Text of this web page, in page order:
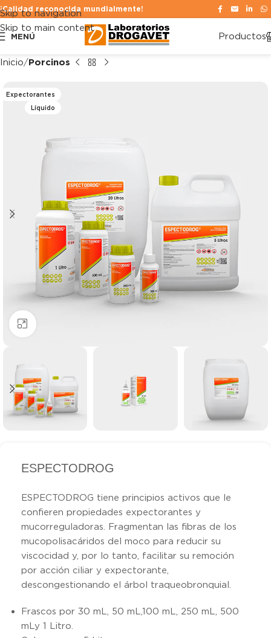
Skip to navigation
Skip to main content
¡Calidad reconocida mundialmente!
MENÚ Productos
Inicio Porcinos
Expectorantes
Líquido
Clic para ampliar
ESPECTODROG
ESPECTODROG tiene principios activos que le
confieren propiedades expectorantes y
mucorreguladoras. Fragmentan las fibras de los
mucopolisacáridos del moco para reducir su
viscocidad y, por lo tanto, facilitar su remoción
por acción ciliar y expectorante,
descongestionando el árbol traqueobronquial.
Frascos por 30 mL, 50 mL,100 mL, 250 mL, 500
mLy 1 Litro.